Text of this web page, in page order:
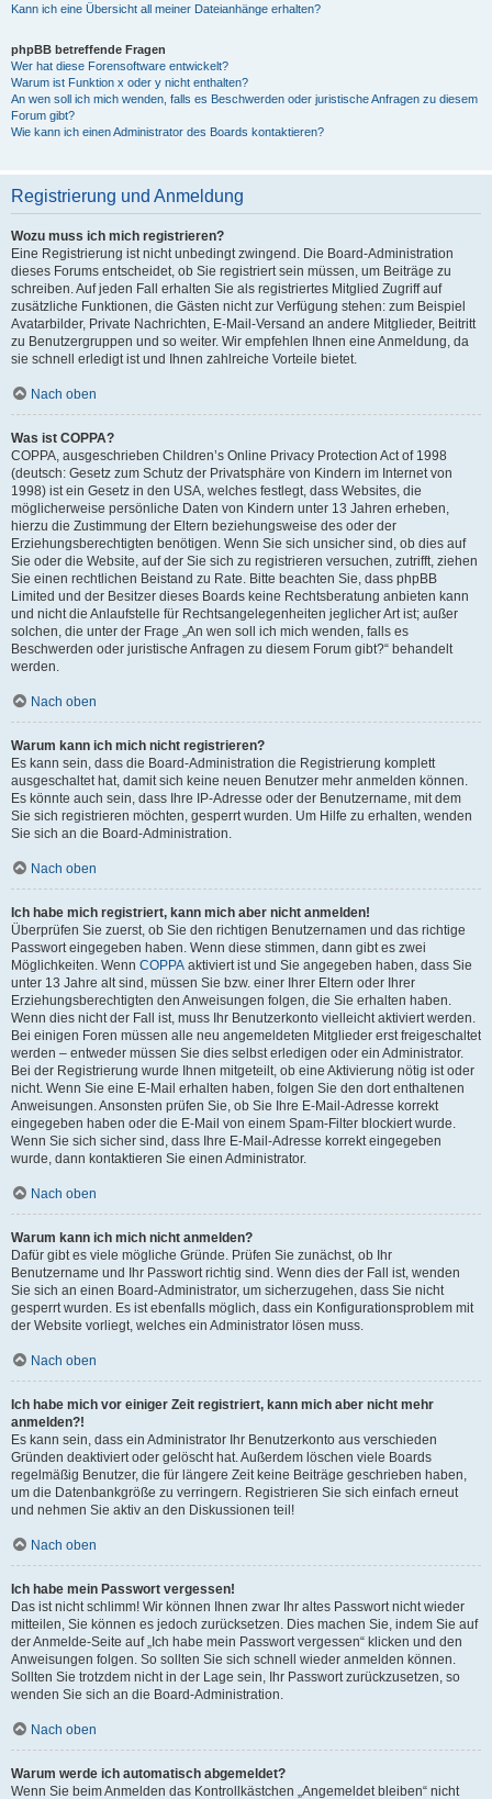
Kann ich eine Übersicht all meiner Dateianhänge erhalten?
phpBB betreffende Fragen
Wer hat diese Forensoftware entwickelt?
Warum ist Funktion x oder y nicht enthalten?
An wen soll ich mich wenden, falls es Beschwerden oder juristische Anfragen zu diesem
Forum gibt?
Wie kann ich einen Administrator des Boards kontaktieren?
Registrierung und Anmeldung
Wozu muss ich mich registrieren?
Eine Registrierung ist nicht unbedingt zwingend. Die Board-Administration
dieses Forums entscheidet, ob Sie registriert sein müssen, um Beiträge zu
schreiben. Auf jeden Fall erhalten Sie als registriertes Mitglied Zugriff auf
zusätzliche Funktionen, die Gästen nicht zur Verfügung stehen: zum Beispiel
Avatarbilder, Private Nachrichten, E-Mail-Versand an andere Mitglieder, Beitritt
zu Benutzergruppen und so weiter. Wir empfehlen Ihnen eine Anmeldung, da
sie schnell erledigt ist und Ihnen zahlreiche Vorteile bietet.
Nach oben
Was ist COPPA?
COPPA, ausgeschrieben Children’s Online Privacy Protection Act of 1998
(deutsch: Gesetz zum Schutz der Privatsphäre von Kindern im Internet von
1998) ist ein Gesetz in den USA, welches festlegt, dass Websites, die
möglicherweise persönliche Daten von Kindern unter 13 Jahren erheben,
hierzu die Zustimmung der Eltern beziehungsweise des oder der
Erziehungsberechtigten benötigen. Wenn Sie sich unsicher sind, ob dies auf
Sie oder die Website, auf der Sie sich zu registrieren versuchen, zutrifft, ziehen
Sie einen rechtlichen Beistand zu Rate. Bitte beachten Sie, dass phpBB
Limited und der Besitzer dieses Boards keine Rechtsberatung anbieten kann
und nicht die Anlaufstelle für Rechtsangelegenheiten jeglicher Art ist; außer
solchen, die unter der Frage „An wen soll ich mich wenden, falls es
Beschwerden oder juristische Anfragen zu diesem Forum gibt?“ behandelt
werden.
Nach oben
Warum kann ich mich nicht registrieren?
Es kann sein, dass die Board-Administration die Registrierung komplett
ausgeschaltet hat, damit sich keine neuen Benutzer mehr anmelden können.
Es könnte auch sein, dass Ihre IP-Adresse oder der Benutzername, mit dem
Sie sich registrieren möchten, gesperrt wurden. Um Hilfe zu erhalten, wenden
Sie sich an die Board-Administration.
Nach oben
Ich habe mich registriert, kann mich aber nicht anmelden!
Überprüfen Sie zuerst, ob Sie den richtigen Benutzernamen und das richtige
Passwort eingegeben haben. Wenn diese stimmen, dann gibt es zwei
Möglichkeiten. Wenn COPPA aktiviert ist und Sie angegeben haben, dass Sie
unter 13 Jahre alt sind, müssen Sie bzw. einer Ihrer Eltern oder Ihrer
Erziehungsberechtigten den Anweisungen folgen, die Sie erhalten haben.
Wenn dies nicht der Fall ist, muss Ihr Benutzerkonto vielleicht aktiviert werden.
Bei einigen Foren müssen alle neu angemeldeten Mitglieder erst freigeschaltet
werden – entweder müssen Sie dies selbst erledigen oder ein Administrator.
Bei der Registrierung wurde Ihnen mitgeteilt, ob eine Aktivierung nötig ist oder
nicht. Wenn Sie eine E-Mail erhalten haben, folgen Sie den dort enthaltenen
Anweisungen. Ansonsten prüfen Sie, ob Sie Ihre E-Mail-Adresse korrekt
eingegeben haben oder die E-Mail von einem Spam-Filter blockiert wurde.
Wenn Sie sich sicher sind, dass Ihre E-Mail-Adresse korrekt eingegeben
wurde, dann kontaktieren Sie einen Administrator.
Nach oben
Warum kann ich mich nicht anmelden?
Dafür gibt es viele mögliche Gründe. Prüfen Sie zunächst, ob Ihr
Benutzername und Ihr Passwort richtig sind. Wenn dies der Fall ist, wenden
Sie sich an einen Board-Administrator, um sicherzugehen, dass Sie nicht
gesperrt wurden. Es ist ebenfalls möglich, dass ein Konfigurationsproblem mit
der Website vorliegt, welches ein Administrator lösen muss.
Nach oben
Ich habe mich vor einiger Zeit registriert, kann mich aber nicht mehr
anmelden?!
Es kann sein, dass ein Administrator Ihr Benutzerkonto aus verschieden
Gründen deaktiviert oder gelöscht hat. Außerdem löschen viele Boards
regelmäßig Benutzer, die für längere Zeit keine Beiträge geschrieben haben,
um die Datenbankgröße zu verringern. Registrieren Sie sich einfach erneut
und nehmen Sie aktiv an den Diskussionen teil!
Nach oben
Ich habe mein Passwort vergessen!
Das ist nicht schlimm! Wir können Ihnen zwar Ihr altes Passwort nicht wieder
mitteilen, Sie können es jedoch zurücksetzen. Dies machen Sie, indem Sie auf
der Anmelde-Seite auf „Ich habe mein Passwort vergessen“ klicken und den
Anweisungen folgen. So sollten Sie sich schnell wieder anmelden können.
Sollten Sie trotzdem nicht in der Lage sein, Ihr Passwort zurückzusetzen, so
wenden Sie sich an die Board-Administration.
Nach oben
Warum werde ich automatisch abgemeldet?
Wenn Sie beim Anmelden das Kontrollkästchen „Angemeldet bleiben“ nicht